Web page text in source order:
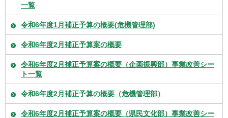
一覧
令和6年度1月補正予算の概要(危機管理部)
令和6年度2月補正予算案の概要
令和6年度2月補正予算案の概要（企画振興部）事業改善シー
ト一覧
令和6年度2月補正予算の概要（危機管理部）
令和6年度2月補正予算案の概要（県民文化部）事業改善シー